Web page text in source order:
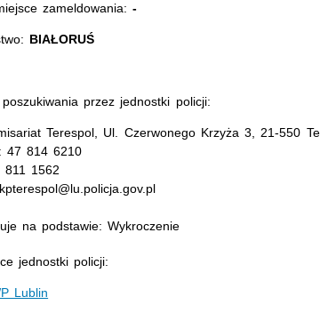
zameldowania:-
BIAŁORUŚ
przez jednostki policji:
Terespol, Ul. Czerwonego Krzyża 3, 21-550
47 814 6210
811 1562
na podstawie: Wykroczenie
jednostki policji:
Lublin